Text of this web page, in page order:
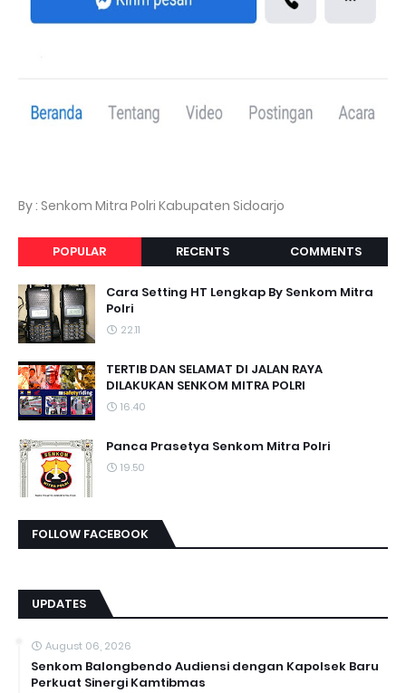
By : Senkom Mitra Polri Kabupaten Sidoarjo
POPULAR RECENTS COMMENTS
Cara Setting HT Lengkap By Senkom Mitra
Polri
22.11
TERTIB DAN SELAMAT DI JALAN RAYA
DILAKUKAN SENKOM MITRA POLRI
16.40
Panca Prasetya Senkom Mitra Polri
19.50
FOLLOW FACEBOOK
UPDATES
August 06, 2026
Senkom Balongbendo Audiensi dengan Kapolsek Baru
Perkuat Sinergi Kamtibmas